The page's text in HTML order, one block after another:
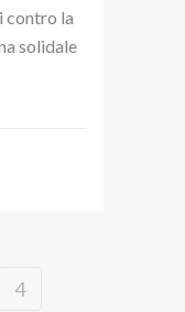
contro la
solidale
4